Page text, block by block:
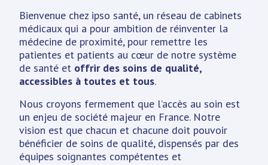
Bienvenue chez ipso santé, un réseau de cabinets
médicaux qui a pour ambition de réinventer la
médecine de proximité, pour remettre les
patientes et patients au cœur de notre système
de santé et offrir des soins de qualité,
accessibles à toutes et tous.
Nous croyons fermement que l’accès au soin est
un enjeu de société majeur en France. Notre
vision est que chacun et chacune doit pouvoir
bénéficier de soins de qualité, dispensés par des
équipes soignantes compétentes et